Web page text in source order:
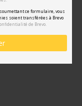
ce formulaire, vous
soient transférées à Brevo
de Brevo.